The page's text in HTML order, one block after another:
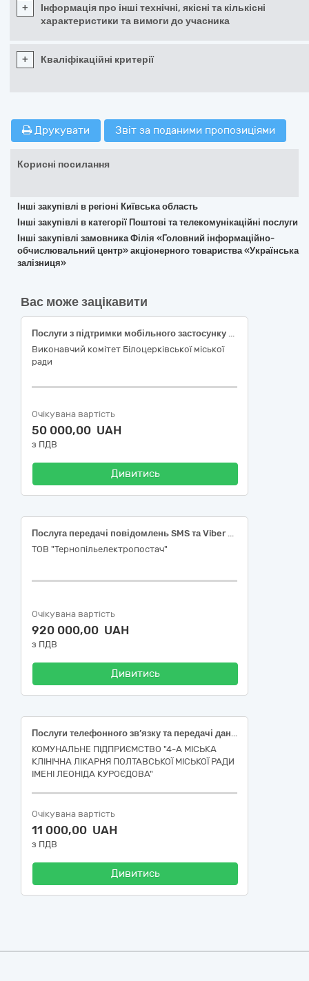
+
Інформація про інші технічні, якісні та кількісні
характеристики та вимоги до учасника
+ Кваліфікаційні критерії
Друкувати Звіт за поданими пропозиціями
Корисні посилання
Інші закупівлі в регіоні Київська область
Інші закупівлі в категорії Поштові та телекомунікаційні послуги
Інші закупівлі замовника Філія «Головний інформаційно-
обчислювальний центр» акціонерного товариства «Українська
залізниця»
Вас може зацікавити
Послуги з підтримки мобільного застосунку «е-Громада» в частині забезпечення захищеної автентифікації користувачів (OTP) Єдиного цифрового комплексу Білоцерківської міської територіальної громади шляхом розсилки повідомлень (SMS) (послуга служби коротких повідомлень (SMS))
Виконавчий комітет Білоцерківської міської
ради
Очікувана вартість
50 000,00 UAH
з ПДВ
Дивитись
Послуга передачі повідомлень SMS та Viber Код ДК 021:2015: 64210000-1 - Послуги телефонного зв’язку та передачі даних (відповідний код 64212100-6)
ТОВ "Тернопільелектропостач"
Очікувана вартість
920 000,00 UAH
з ПДВ
Дивитись
Послуги телефонного зв’язку та передачі даних
КОМУНАЛЬНЕ ПІДПРИЄМСТВО "4-А МІСЬКА
КЛІНІЧНА ЛІКАРНЯ ПОЛТАВСЬКОЇ МІСЬКОЇ РАДИ
ІМЕНІ ЛЕОНІДА КУРОЄДОВА"
Очікувана вартість
11 000,00 UAH
з ПДВ
Дивитись